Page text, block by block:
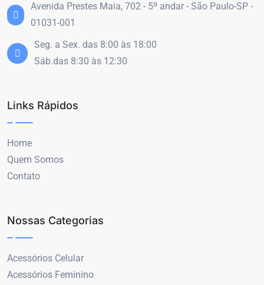
Avenida Prestes Maia, 702 - 5º andar - São Paulo-SP -
01031-001
Seg. a Sex. das 8:00 às 18:00
Sáb.das 8:30 às 12:30
Links Rápidos
Home
Quem Somos
Contato
Nossas Categorias
Acessórios Celular
Acessórios Feminino